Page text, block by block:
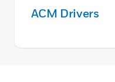
ACM Drivers